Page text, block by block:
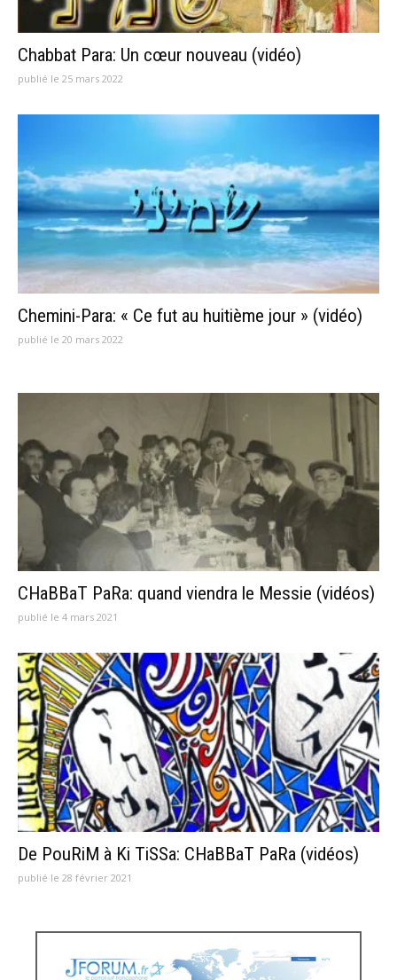
Chabbat Para: Un cœur nouveau (vidéo)
publié le 25 mars 2022
Chemini-Para: « Ce fut au huitième jour » (vidéo)
publié le 20 mars 2022
CHaBBaT PaRa: quand viendra le Messie (vidéos)
publié le 4 mars 2021
De PouRiM à Ki TiSSa: CHaBBaT PaRa (vidéos)
publié le 28 février 2021